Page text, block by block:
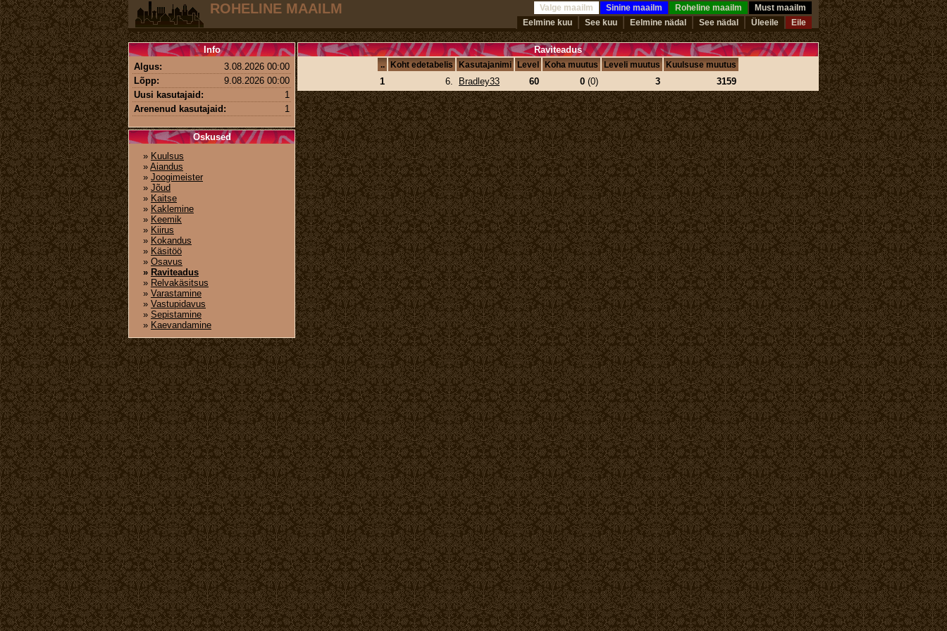
ROHELINE MAAILM Valge maailm Sinine maailm Roheline maailm
Must maailm
Eelmine kuu
See kuu Eelmine nädal See nädal Üleeile Eile
Raviteadus
.. Koht edetabelis Kasutajanimi Level Koha muutus Leveli muutus Kuulsuse muutus
1 6. Bradley33 60 0 (0) 3 3159
Info
Algus:
3.08.2026 00:00
Lõpp:
9.08.2026 00:00
Uusi kasutajaid:
1
Arenenud kasutajaid:
1
Oskused
» Kuulsus
» Aiandus
» Joogimeister
» Jõud
» Kaitse
» Kaklemine
» Keemik
» Kiirus
» Kokandus
» Käsitöö
» Osavus
» Raviteadus
» Relvakäsitsus
» Varastamine
» Vastupidavus
» Sepistamine
» Kaevandamine